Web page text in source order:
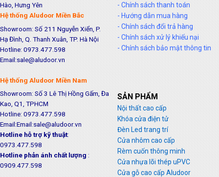
Hào, Hưng Yên
Hệ thống Aludoor Miền Bắc
Showroom: Số 211 Nguyễn Xiển, P.
Hạ Đình, Q. Thanh Xuân, TP. Hà Nội
Hotline: 0973.477.598
Email:sale@aludoor.vn
Hệ thống Aludoor Miền Nam
Showroom: Số 3 Lê Thị Hồng Gấm, Đa
Kao, Q1, TPHCM
Hotline: 0973.477.598
Email:Email:sale@aludoor.vn
Hotline hỗ trợ kỹ thuật:
0973.477.598
Hotline phản ánh chất lượng:
0909.477.598
- Chính sách thanh toán
- Hướng dẫn mua hàng
- Chính sách đổi trả hàng
- Chính sách xử lý khiếu nại
- Chính sách bảo mật thông tin
SẢN PHẨM
Nội thất cao cấp
Khóa cửa điện tử
Đèn Led trang trí
Cửa nhôm cao cấp
Rèm cuốn thông minh
Cửa nhựa lõi thép uPVC
Cửa gỗ cao cấp Aludoor